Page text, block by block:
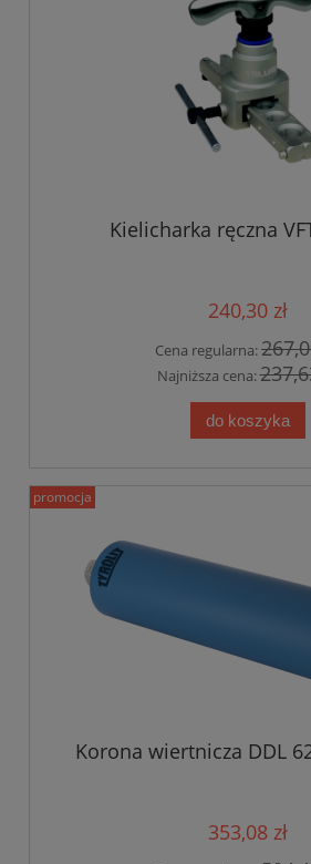
Kielicharka ręczna
240,30 zł
Cena regularna:
Najniższa cena:
do koszyka
Korona wiertnicza DDL
353,08 zł
promocja